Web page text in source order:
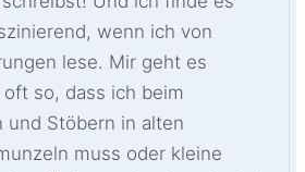
wenn ich von
lese. Mir geht es
so, dass ich beim
und Stöbern in alten
muss oder kleine